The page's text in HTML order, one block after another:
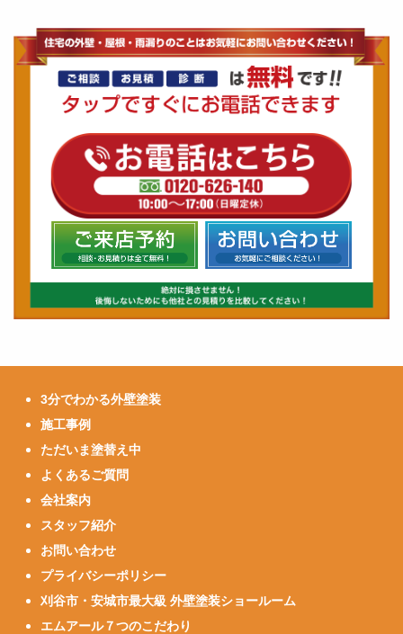
3分でわかる外壁塗装
施工事例
ただいま塗替え中
よくあるご質問
会社案内
スタッフ紹介
お問い合わせ
プライバシーポリシー
刈谷市・安城市最大級 外壁塗装ショールーム
エムアール７つのこだわり